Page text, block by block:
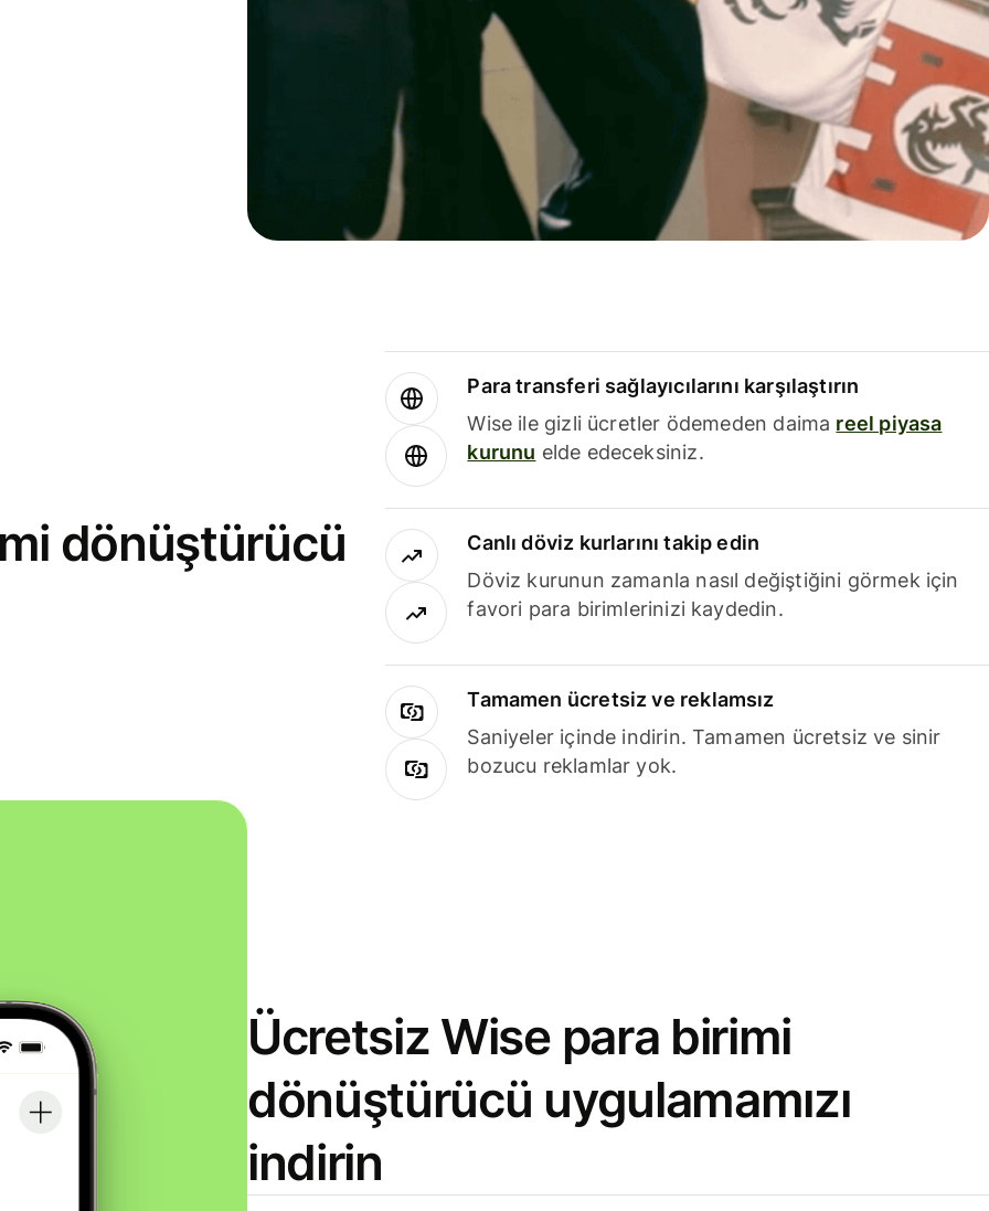
dönüştürücü
Para transferi sağlayıcılarını karşılaştırın
Wise ile gizli ücretler ödemeden daima reel piyasa
kurunu elde edeceksiniz.
Canlı döviz kurlarını takip edin
Döviz kurunun zamanla nasıl değiştiğini görmek için
favori para birimlerinizi kaydedin.
Tamamen ücretsiz ve reklamsız
Saniyeler içinde indirin. Tamamen ücretsiz ve sinir
bozucu reklamlar yok.
Ücretsiz Wise para birimi
dönüştürücü uygulamamızı
indirin